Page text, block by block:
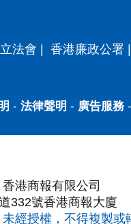
法會 香港廉政公署
- 法律聲明 - 廣告服務-
港商報有限公司
332號香港商報大廈
經授權，不得複製或